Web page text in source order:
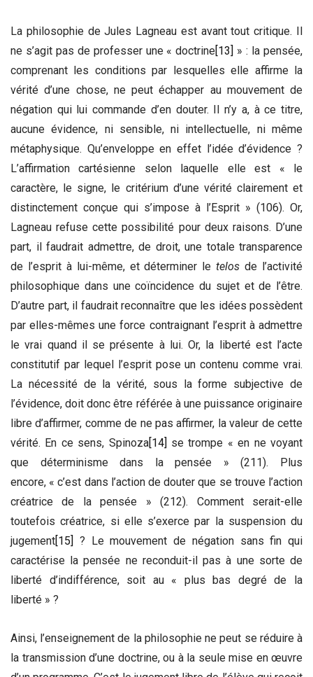
La philosophie de Jules Lagneau est avant tout critique. Il
ne s’agit pas de professer une « doctrine[13] » : la pensée,
comprenant les conditions par lesquelles elle affirme la
vérité d’une chose, ne peut échapper au mouvement de
négation qui lui commande d’en douter. Il n’y a, à ce titre,
aucune évidence, ni sensible, ni intellectuelle, ni même
métaphysique. Qu’enveloppe en effet l’idée d’évidence ?
L’affirmation cartésienne selon laquelle elle est « le
caractère, le signe, le critérium d’une vérité clairement et
distinctement conçue qui s’impose à l’Esprit » (106). Or,
Lagneau refuse cette possibilité pour deux raisons. D’une
part, il faudrait admettre, de droit, une totale transparence
de l’esprit à lui-même, et déterminer letelos de l’activité
philosophique dans une coïncidence du sujet et de l’être.
D’autre part, il faudrait reconnaître que les idées possèdent
par elles-mêmes une force contraignant l’esprit à admettre
le vrai quand il se présente à lui. Or, la liberté est l’acte
constitutif par lequel l’esprit pose un contenu comme vrai.
La nécessité de la vérité, sous la forme subjective de
l’évidence, doit donc être référée à une puissance originaire
libre d’affirmer, comme de ne pas affirmer, la valeur de cette
vérité. En ce sens, Spinoza[14] se trompe « en ne voyant
que déterminisme dans la pensée » (211). Plus
encore, « c’est dans l’action de douter que se trouve l’action
créatrice de la pensée » (212). Comment serait-elle
toutefois créatrice, si elle s’exerce par la suspension du
jugement[15] ? Le mouvement de négation sans fin qui
caractérise la pensée ne reconduit-il pas à une sorte de
liberté d’indifférence, soit au « plus bas degré de la
liberté » ?
Ainsi, l’enseignement de la philosophie ne peut se réduire à
la transmission d’une doctrine, ou à la seule mise en œuvre